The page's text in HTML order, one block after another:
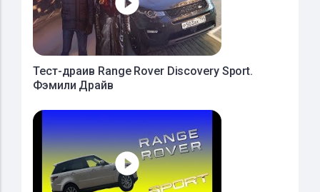
Тест-драив Range Rover Discovery Sport.
Фэмили Драйв